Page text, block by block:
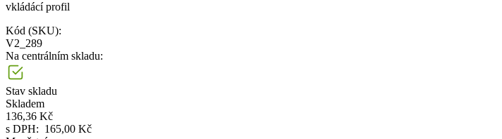
vkládácí profil
Kód (SKU):
V2_289
Na centrálním skladu:
Stav skladu
Skladem
136,36 Kč
s DPH: 165,00 Kč